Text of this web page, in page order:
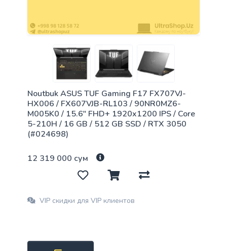
Noutbuk ASUS TUF Gaming F17 FX707VJ-
HX006 / FX607VJB-RL103 / 90NR0MZ6-
M005K0 / 15.6" FHD+ 1920x1200 IPS / Core
5-210H / 16 GB / 512 GB SSD / RTX 3050
(#024698)
12 319 000 сум
VIP скидки для VIP клиентов